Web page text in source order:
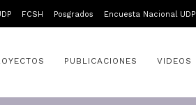
FCSH Posgrados Encuesta Nacional UDP
PUBLICACIONES VIDEOS